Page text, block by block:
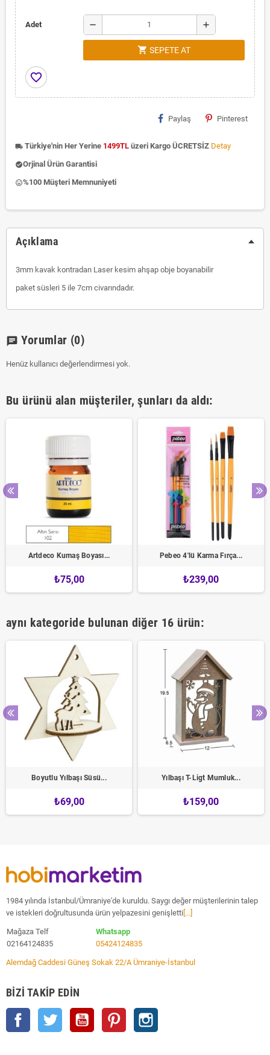
Adet remove add
shopping_cart SEPETE AT
favorite_border
Paylaş Pinterest
local_shipping Türkiye'nin Her Yerine 1499TL üzeri Kargo ÜCRETSİZ Detay
check_circleOrjinal Ürün Garantisi
insert_emoticon%100 Müşteri Memnuniyeti
Açıklama
3mm kavak kontradan Laser kesim ahşap obje boyanabilir
paket süsleri 5 ile 7cm civarındadır.
chat Yorumlar (0)
Henüz kullanıcı değerlendirmesi yok.
Bu ürünü alan müşteriler, şunları da aldı:
Artdeco Kumaş Boyası...
₺75,00
Pebeo 4'lü Karma Fırça...
₺239,00
aynı kategoride bulunan diğer 16 ürün:
Boyutlu Yılbaşı Süsü...
₺69,00
Yılbaşı T-Ligt Mumluk...
₺159,00
1984 yılında İstanbul/Ümraniye'de kuruldu. Saygı değer müşterilerinin talep
ve istekleri doğrultusunda ürün yelpazesini genişletti [...]
Mağaza Telf
02164124835
Whatsapp
05424124835
Alemdağ Caddesi Güneş Sokak 22/A Ümraniye-İstanbul
BIZI TAKIP EDIN
Facebook Twitter YouTube Pinterest